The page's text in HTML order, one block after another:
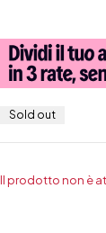
Sold out
Il prodotto non è